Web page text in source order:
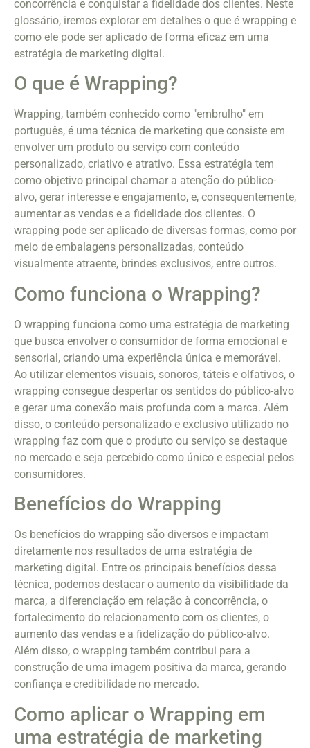
concorrência e conquistar a fidelidade dos clientes. Neste
glossário, iremos explorar em detalhes o que é wrapping e
como ele pode ser aplicado de forma eficaz em uma
estratégia de marketing digital.
O que é Wrapping?
Wrapping, também conhecido como "embrulho" em
português, é uma técnica de marketing que consiste em
envolver um produto ou serviço com conteúdo
personalizado, criativo e atrativo. Essa estratégia tem
como objetivo principal chamar a atenção do público-
alvo, gerar interesse e engajamento, e, consequentemente,
aumentar as vendas e a fidelidade dos clientes. O
wrapping pode ser aplicado de diversas formas, como por
meio de embalagens personalizadas, conteúdo
visualmente atraente, brindes exclusivos, entre outros.
Como funciona o Wrapping?
O wrapping funciona como uma estratégia de marketing
que busca envolver o consumidor de forma emocional e
sensorial, criando uma experiência única e memorável.
Ao utilizar elementos visuais, sonoros, táteis e olfativos, o
wrapping consegue despertar os sentidos do público-alvo
e gerar uma conexão mais profunda com a marca. Além
disso, o conteúdo personalizado e exclusivo utilizado no
wrapping faz com que o produto ou serviço se destaque
no mercado e seja percebido como único e especial pelos
consumidores.
Benefícios do Wrapping
Os benefícios do wrapping são diversos e impactam
diretamente nos resultados de uma estratégia de
marketing digital. Entre os principais benefícios dessa
técnica, podemos destacar o aumento da visibilidade da
marca, a diferenciação em relação à concorrência, o
fortalecimento do relacionamento com os clientes, o
aumento das vendas e a fidelização do público-alvo.
Além disso, o wrapping também contribui para a
construção de uma imagem positiva da marca, gerando
confiança e credibilidade no mercado.
Como aplicar o Wrapping em
uma estratégia de marketing